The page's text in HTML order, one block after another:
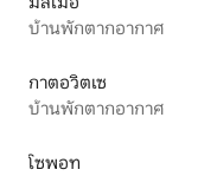
บ้านพักตากอากาศ
กาตอวิตเซ
บ้านพักตากอากาศ
โซพอท